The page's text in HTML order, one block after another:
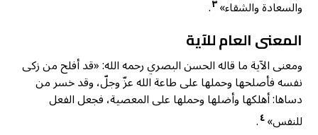
والسعادة والشقاء»٣.
المعنى العام للآية
ومعنى الآية ما قاله الحسن البصري رحمه الله: «قد أفلح من زكى
نفسه فأصلحها وحملها على طاعة الله عزّ وجلّ، وقد خسر من
دساها: أهلكها وأضلها وحملها على المعصية، فجعل الفعل
للنفس»٤.